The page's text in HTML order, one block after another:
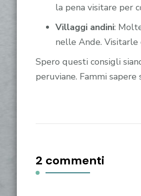
la pena visitare per
Villaggi andini:
nelle Ande.
Spero questi consigli
peruviane. Fammi
2 commenti